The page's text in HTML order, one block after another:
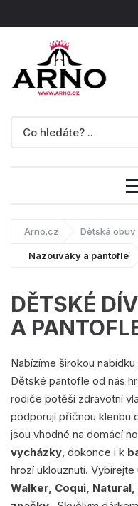
Arno.cz Dětská obuv
Nazouváky a pantofle
DĚTSKÉ
A
Nabízíme širokou
Dětské pantofle od nás
rodiče potěší zdravotní
podporují příčnou klenbu
jsou vhodné na domácí
vycházky, dokonce i k
hrozí uklouznutí.
Walker, Coqui,